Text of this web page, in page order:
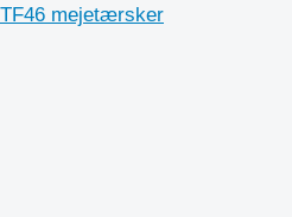
mejetærsker